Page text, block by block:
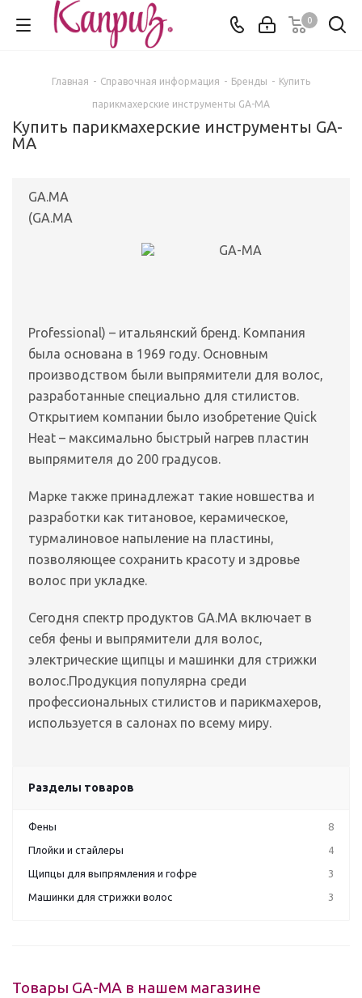
0
Главная - Справочная информация - Бренды - Купить
парикмахерские инструменты GA-MA
Купить парикмахерские инструменты GA-
MA
GA.MA
(GA.MA
Professional) – итальянский бренд. Компания
была основана в 1969 году. Основным
производством были выпрямители для волос,
разработанные специально для стилистов.
Открытием компании было изобретение Quick
Heat – максимально быстрый нагрев пластин
выпрямителя до 200 градусов.
Марке также принадлежат такие новшества и
разработки как титановое, керамическое,
турмалиновое напыление на пластины,
позволяющее сохранить красоту и здровье
волос при укладке.
Сегодня спектр продуктов GA.MA включает в
себя фены и выпрямители для волос,
электрические щипцы и машинки для стрижки
волос.Продукция популярна среди
профессиональных стилистов и парикмахеров,
используется в салонах по всему миру.
Разделы товаров
Фены 8
Плойки и стайлеры 4
Щипцы для выпрямления и гофре 3
Машинки для стрижки волос 3
Товары GA-MA в нашем магазине